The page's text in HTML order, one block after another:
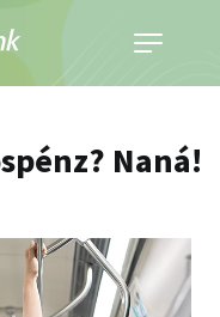
Navigáció
kinyitása
Naná!